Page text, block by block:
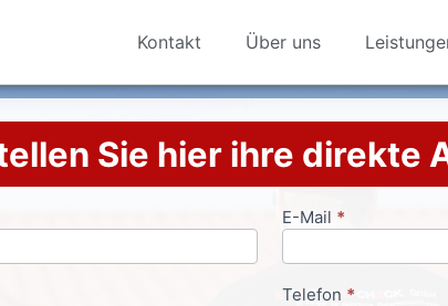
Kontakt Über uns
Sie hier ihre direkte
E-Mail *
Telefon *